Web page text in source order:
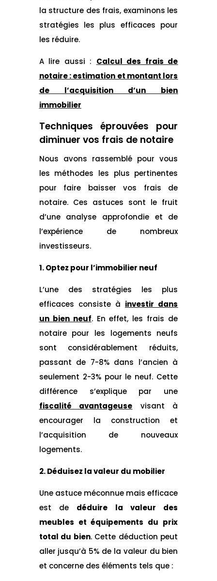
la structure des frais, examinons les
stratégies les plus efficaces pour
les réduire.
A lire aussi : Calcul des frais de
notaire : estimation et montant lors
de l’acquisition d’un bien
immobilier
Techniques éprouvées pour
diminuer vos frais de notaire
Nous avons rassemblé pour vous
les méthodes les plus pertinentes
pour faire baisser vos frais de
notaire. Ces astuces sont le fruit
d’une analyse approfondie et de
l’expérience de nombreux
investisseurs.
1. Optez pour l’immobilier neuf
L’une des stratégies les plus
efficaces consiste à investir dans
un bien neuf. En effet, les frais de
notaire pour les logements neufs
sont considérablement réduits,
passant de 7-8% dans l’ancien à
seulement 2-3% pour le neuf. Cette
différence s’explique par une
fiscalité avantageuse visant à
encourager la construction et
l’acquisition de nouveaux
logements.
2. Déduisez la valeur du mobilier
Une astuce méconnue mais efficace
est de
déduire la valeur des
meubles et équipements du prix
total du bien. Cette déduction peut
aller jusqu’à 5% de la valeur du bien
et concerne des éléments tels que :